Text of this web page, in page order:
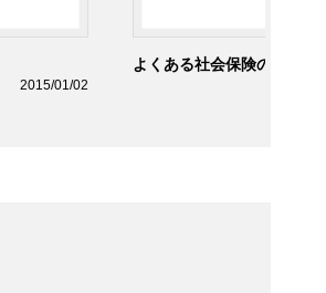
2015/01/02
よくある社会保険のトラブル